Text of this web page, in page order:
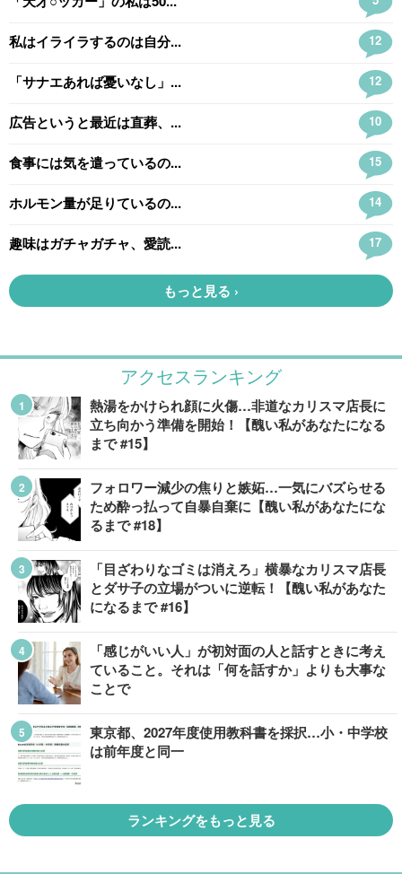
アクセスランキング
熱湯をかけられ顔に火傷…非道なカリスマ店長に
立ち向かう準備を開始！【醜い私があなたになる
まで #15】
フォロワー減少の焦りと嫉妬…一気にバズらせる
ため酔っ払って自暴自棄に【醜い私があなたにな
るまで #18】
「目ざわりなゴミは消えろ」横暴なカリスマ店長
とダサ子の立場がついに逆転！【醜い私があなた
になるまで #16】
「感じがいい人」が初対面の人と話すときに考え
ていること。それは「何を話すか」よりも大事な
ことで
東京都、2027年度使用教科書を採択…小・中学校
は前年度と同一
ランキングをもっと見る